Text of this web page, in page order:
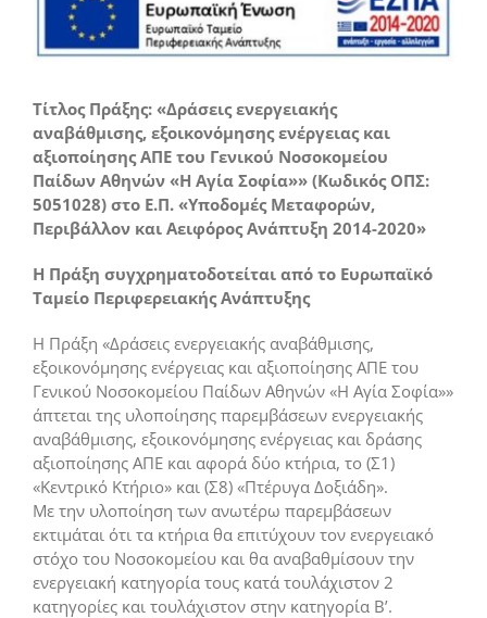
Τίτλος Πράξης: «Δράσεις ενεργειακής
αναβάθμισης, εξοικονόμησης ενέργειας και
αξιοποίησης ΑΠΕ του Γενικού Νοσοκομείου
Παίδων Αθηνών «Η Αγία Σοφία»» (Κωδικός ΟΠΣ:
5051028) στο Ε.Π. «Υποδομές Μεταφορών,
Περιβάλλον και Αειφόρος Ανάπτυξη 2014-2020»
Η Πράξη συγχρηματοδοτείται από το Ευρωπαϊκό
Ταμείο Περιφερειακής Ανάπτυξης
Η Πράξη «Δράσεις ενεργειακής αναβάθμισης,
εξοικονόμησης ενέργειας και αξιοποίησης ΑΠΕ του
Γενικού Νοσοκομείου Παίδων Αθηνών «Η Αγία Σοφία»»
άπτεται της υλοποίησης παρεμβάσεων ενεργειακής
αναβάθμισης, εξοικονόμησης ενέργειας και δράσης
αξιοποίησης ΑΠΕ και αφορά δύο κτήρια, το (Σ1)
«Κεντρικό Κτήριο» και (Σ8) «Πτέρυγα Δοξιάδη».
Με την υλοποίηση των ανωτέρω παρεμβάσεων
εκτιμάται ότι τα κτήρια θα επιτύχουν τον ενεργειακό
στόχο του Νοσοκομείου και θα αναβαθμίσουν την
ενεργειακή κατηγορία τους κατά τουλάχιστον 2
κατηγορίες και τουλάχιστον στην κατηγορία Β’.